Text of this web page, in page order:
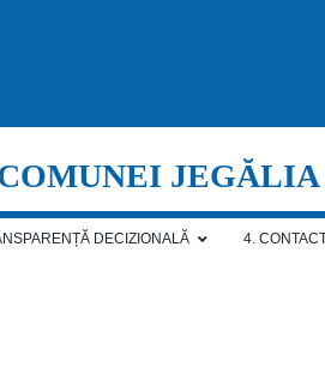
JEGĂLIA
DECIZIONALĂ 4.